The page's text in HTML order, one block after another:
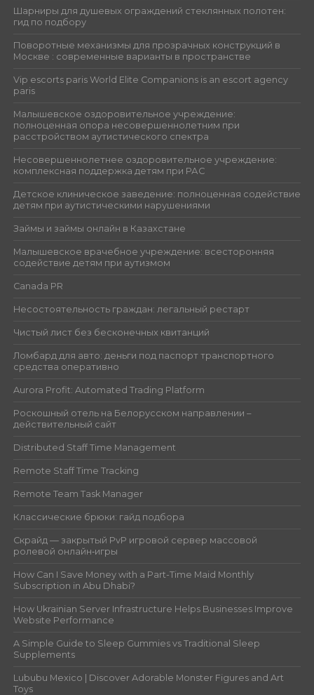
Шарниры для душевых ограждений стеклянных полотен:
гид по подбору
Поворотные механизмы для прозрачных конструкций в
Москве : современные варианты в пространстве
Vip escorts paris World Elite Companions is an escort agency
paris
Малышевское оздоровительное учреждение:
полноценная опора несовершеннолетним при
расстройством аутистического спектра
Несовершеннолетнее оздоровительное учреждение:
комплексная поддержка детям при РАС
Детское клиническое заведение: полноценная содействие
детям при аутистическими нарушениями
Займы и займы онлайн в Казахстане
Малышевское врачебное учреждение: всесторонняя
содействие детям при аутизмом
Canada PR
Несостоятельность граждан: легальный рестарт
Чистый лист без бесконечных квитанций
Ломбард для авто: деньги под паспорт транспортного
средства оперативно
Aurora Profit: Automated Trading Platform
Роскошный отель на Белорусском направлении –
действительный сайт
Distributed Staff Time Management
Remote Staff Time Tracking
Remote Team Task Manager
Классические брюки: гайд подбора
Скрайд — закрытый PvP игровой сервер массовой
ролевой онлайн‑игры
How Can I Save Money with a Part-Time Maid Monthly
Subscription in Abu Dhabi?
How Ukrainian Server Infrastructure Helps Businesses Improve
Website Performance
A Simple Guide to Sleep Gummies vs Traditional Sleep
Supplements
Lububu Mexico | Discover Adorable Monster Figures and Art
Toys